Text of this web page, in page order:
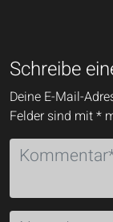
Schreibe
Deine E-Mail-
Felder sind mit*